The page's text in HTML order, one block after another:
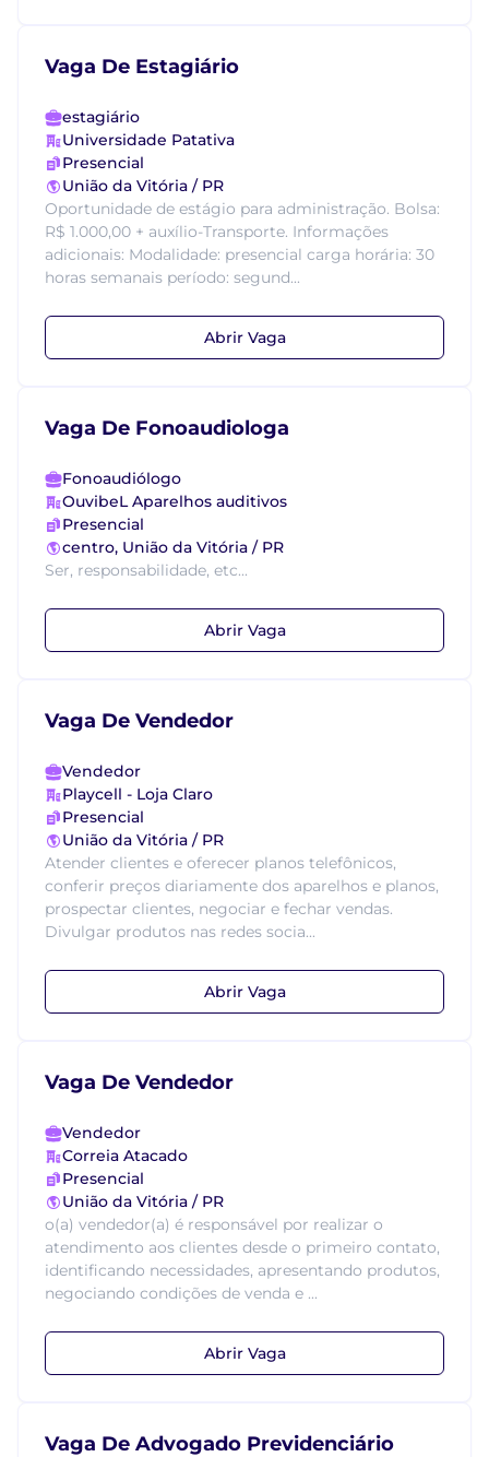
Vaga De Estagiário
estagiário
Universidade Patativa
Presencial
União da Vitória / PR
Oportunidade de estágio para administração. Bolsa:
R$ 1.000,00 + auxílio-Transporte. Informações
adicionais: Modalidade: presencial carga horária: 30
horas semanais período: segund...
Abrir Vaga
Vaga De Fonoaudiologa
Fonoaudiólogo
OuvibeL Aparelhos auditivos
Presencial
centro, União da Vitória / PR
Ser, responsabilidade, etc...
Abrir Vaga
Vaga De Vendedor
Vendedor
Playcell - Loja Claro
Presencial
União da Vitória / PR
Atender clientes e oferecer planos telefônicos,
conferir preços diariamente dos aparelhos e planos,
prospectar clientes, negociar e fechar vendas.
Divulgar produtos nas redes socia...
Abrir Vaga
Vaga De Vendedor
Vendedor
Correia Atacado
Presencial
União da Vitória / PR
o(a) vendedor(a) é responsável por realizar o
atendimento aos clientes desde o primeiro contato,
identificando necessidades, apresentando produtos,
negociando condições de venda e ...
Abrir Vaga
Vaga De Advogado Previdenciário